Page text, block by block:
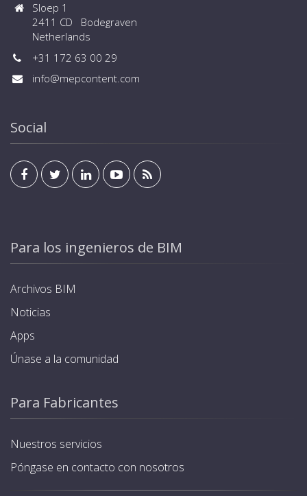
Sloep 1
2411 CD Bodegraven
Netherlands
+31 172 63 00 29
info@mepcontent.com
Social
Para los ingenieros de BIM
Archivos BIM
Noticias
Apps
Únase a la comunidad
Para Fabricantes
Nuestros servicios
Póngase en contacto con nosotros